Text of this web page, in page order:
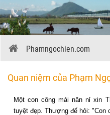
Phamngochien.com
Quan niệm của Phạm
Một con công mái năn nỉ xin
tuyệt đẹp. Thượng đế hỏi: "Con